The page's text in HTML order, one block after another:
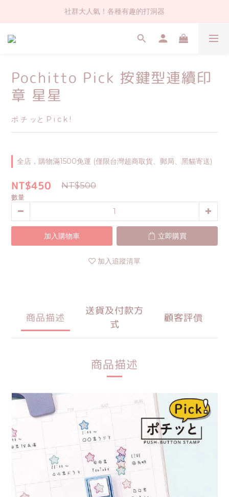
社群大人氣！各種有趣的打洞器
社群大人氣！各種有趣的打洞器
超值$59人氣日本製貼紙！還不買爆
社群大人氣！各種有趣的打洞器
Pochitto Pick 按鍵型連續印
章 星星
ポ チ ッと P i c k !
全店，購物滿1500免運 (僅限台灣超商取貨、郵局、黑貓寄送)
NT$450 NT$500
數量
加入購物車 立即購買
加入追蹤清單
商品描述
送貨及付款方
式
顧客評價
商品描述